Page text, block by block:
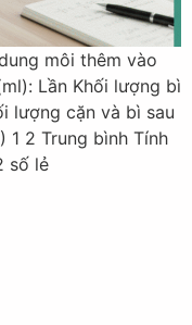
môi thêm vào
Lần Khối lượng bì
lượng cặn và bì sau
1 2 Trung bình Tính
số lẻ